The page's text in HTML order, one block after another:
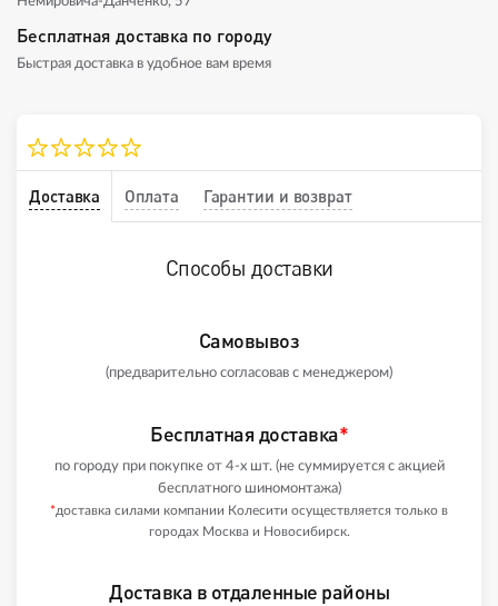
Бесплатная доставка по городу
Быстрая доставка в удобное вам время
Доставка Оплата Гарантии и возврат
Способы доставки
Самовывоз
(предварительно согласовав с менеджером)
Бесплатная доставка*
по городу при покупке от 4-х шт. (не суммируется с акцией
бесплатного шиномонтажа)
*доставка силами компании Колесити осуществляется только в
городах Москва и Новосибирск.
Доставка в отдаленные районы